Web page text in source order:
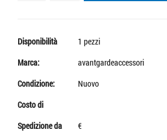
Disponibilità
1 pezzi
Marca:
avantgardeaccessori
Condizione:
Nuovo
Costo di
Spedizione da
€